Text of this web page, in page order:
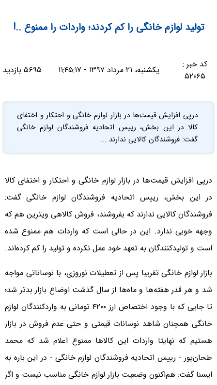
تولید لوازم خانگی را کم کردند؛ واردات را ممنوع ..!
کد خبر :
۵۲۰۶۵
یکشنبه، ۲۱ مرداد ۱۳۹۷ - ۱۱:۴۵:۱۷ ۵۶۹۵ بازدید
درپی افزایش قیمت‌ها در بازار لوازم خانگی و احتکار و اختفای
کالا در این بخش، رییس اتحادیه فروشندگان لوازم خانگی
گفت: فروشندگان کالایی ندارند ...
درپی افزایش قیمت‌ها در بازار لوازم خانگی و احتکار و اختفای کالا
در این بخش، رییس اتحادیه فروشندگان لوازم خانگی گفت:
فروشندگان کالایی ندارند که بفروشند، فروش کالاهی ویترین هم که
وجهه خوبی ندارد. این در حالی است که واردات هم ممنوع شده
است و تولیدکنندگان به تعهد خود عمل نکرده و تولید را کم کرده‌اند.
بازار لوازم خانگی تقریبا پس از تعطیلات نوروزی، با نوساناتی مواجه
شد و هر قدر هفته‌ها و ماه‌ها از سال گذشت اوضاع بازار بدتر شد؛
تا جایی که با وجود اختصاص ارز ۴۲۰۰ تومانی به واردکنندگان لوازم
خانگی همچنان شاهد نوسانات قیمتی و حتی عدم فروش در بازار
هستیم که نهایتا واردات این کالاها ممنوع اعلام شد که محمد
طحان‌پور - رییس اتحادیه فروشندگان لوازم خانگی - در این باره به
ایسنا گفت: هم‌اکنون وضعیت بازار لوازم خانگی مناسب نیست و اگر